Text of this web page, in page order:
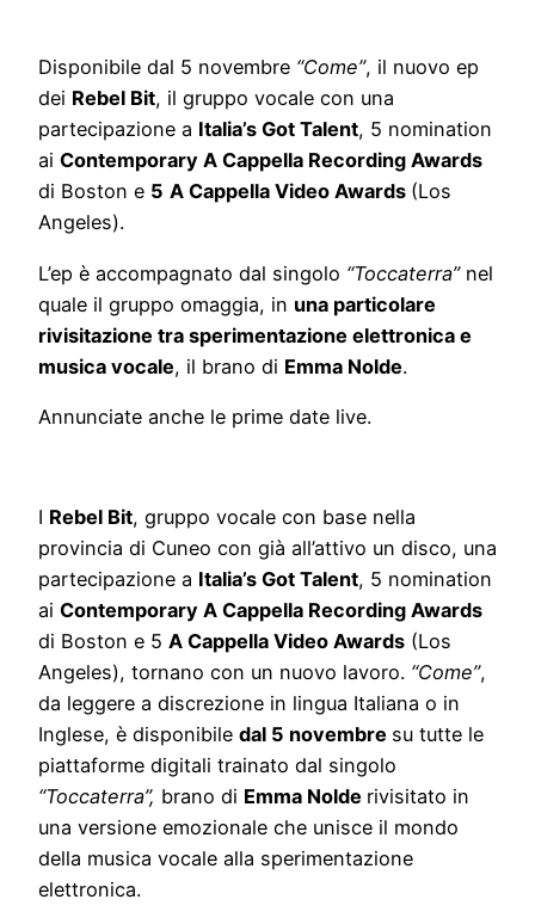
Disponibile dal 5 novembre “Come”, il nuovo ep
dei Rebel Bit, il gruppo vocale con una
partecipazione a Italia’s Got Talent, 5 nomination
ai Contemporary A Cappella Recording Awards
di Boston e 5 A Cappella Video Awards (Los
Angeles).
L’ep è accompagnato dal singolo “Toccaterra”nel
quale il gruppo omaggia, in una particolare
rivisitazione tra sperimentazione elettronica e
musica vocale, il brano di Emma Nolde.
Annunciate anche le prime date live.
I Rebel Bit, gruppo vocale con base nella
provincia di Cuneo con già all’attivo un disco, una
partecipazione a Italia’s Got Talent, 5 nomination
ai Contemporary A Cappella Recording Awards
di Boston e 5 A Cappella Video Awards (Los
Angeles), tornano con un nuovo lavoro. “Come”,
da leggere a discrezione in lingua Italiana o in
Inglese, è disponibile dal 5 novembre su tutte le
piattaforme digitali trainato dal singolo
“Toccaterra”, brano di Emma Nolde rivisitato in
una versione emozionale che unisce il mondo
della musica vocale alla sperimentazione
elettronica.